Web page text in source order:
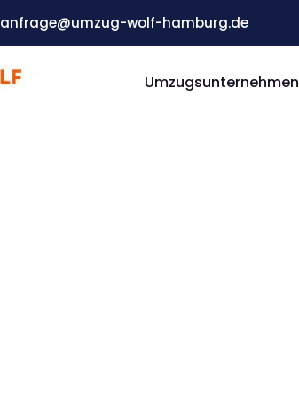
anfrage@umzug-wolf-hamburg.de
Umzugsunternehmen